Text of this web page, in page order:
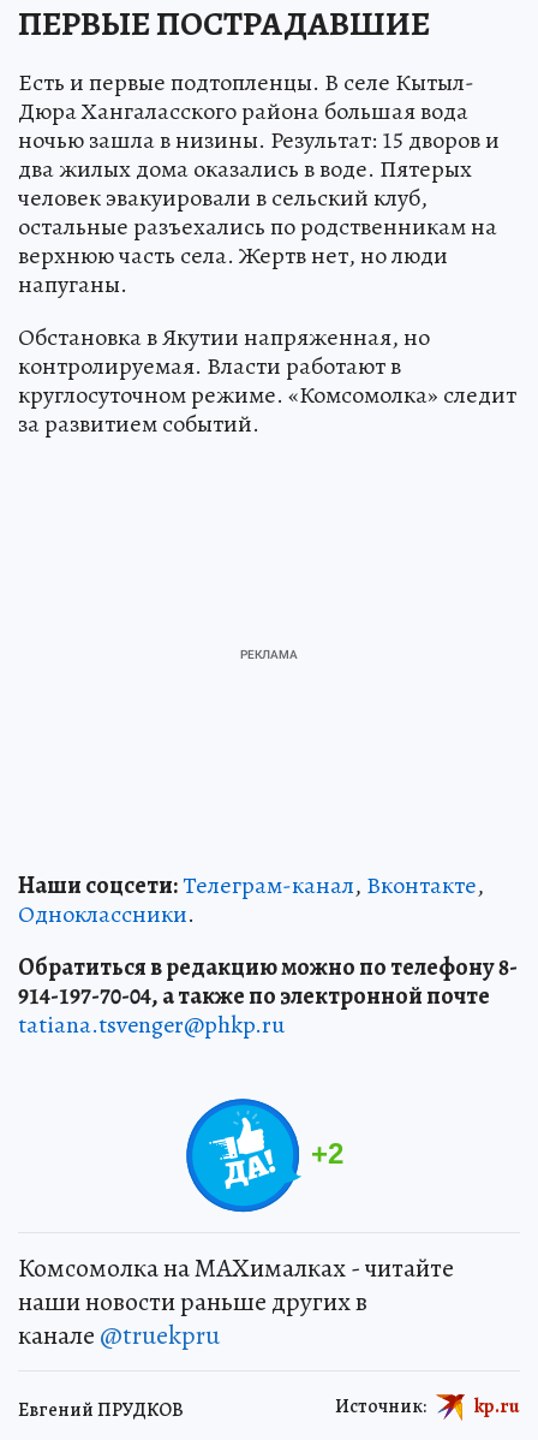
ПЕРВЫЕ ПОСТРАДАВШИЕ
Есть и первые подтопленцы. В селе Кытыл-
Дюра Хангаласского района большая вода
ночью зашла в низины. Результат: 15 дворов и
два жилых дома оказались в воде. Пятерых
человек эвакуировали в сельский клуб,
остальные разъехались по родственникам на
верхнюю часть села. Жертв нет, но люди
напуганы.
Обстановка в Якутии напряженная, но
контролируемая. Власти работают в
круглосуточном режиме. «Комсомолка» следит
за развитием событий.
Наши соцсети:Телеграм-канал, Вконтакте,
Одноклассники.
Обратиться в редакцию можно по телефону 8-
914-197-70-04, а также по электронной почте
tatiana.tsvenger@phkp.ru
+2
Комсомолка на MAXималках - читайте
наши новости раньше других в
канале @truekpru
Евгений ПРУДКОВ Источник: kp.ru